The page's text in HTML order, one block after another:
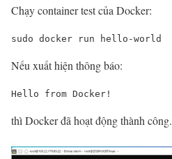
Chạy container test của Docker:
sudo docker run hello-world
Nếu xuất hiện thông báo:
Hello from Docker!
thì Docker đã hoạt động thành công.